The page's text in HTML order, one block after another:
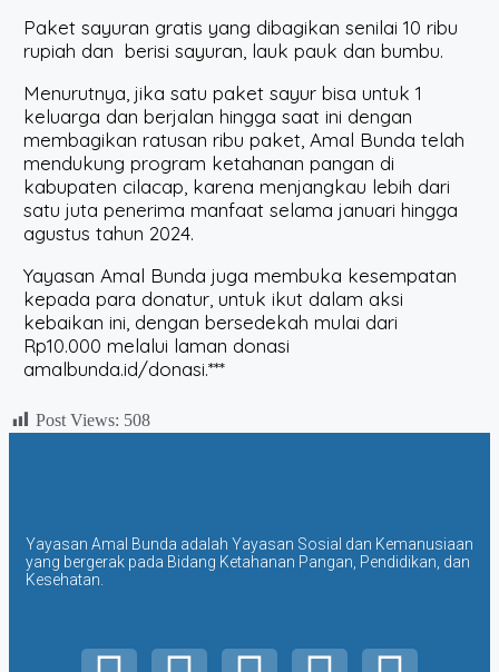
Paket sayuran gratis yang dibagikan senilai 10 ribu
rupiah dan berisi sayuran, lauk pauk dan bumbu.
Menurutnya, jika satu paket sayur bisa untuk 1
keluarga dan berjalan hingga saat ini dengan
membagikan ratusan ribu paket, Amal Bunda telah
mendukung program ketahanan pangan di
kabupaten cilacap, karena menjangkau lebih dari
satu juta penerima manfaat selama januari hingga
agustus tahun 2024.
Yayasan Amal Bunda juga membuka kesempatan
kepada para donatur, untuk ikut dalam aksi
kebaikan ini, dengan bersedekah mulai dari
Rp10.000 melalui laman donasi
amalbunda.id/donasi.***
Post Views: 508
Yayasan Amal Bunda adalah Yayasan Sosial dan Kemanusiaan
yang bergerak pada Bidang Ketahanan Pangan, Pendidikan, dan
Kesehatan.